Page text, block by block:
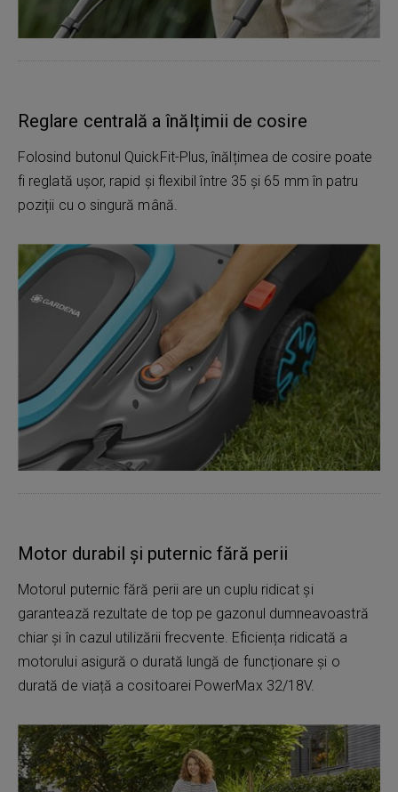
Reglare centrală a înălțimii de cosire
Folosind butonul QuickFit-Plus, înălțimea de cosire poate
fi reglată ușor, rapid și flexibil între 35 și 65 mm în patru
poziții cu o singură mână.
Motor durabil și puternic fără perii
Motorul puternic fără perii are un cuplu ridicat și
garantează rezultate de top pe gazonul dumneavoastră
chiar și în cazul utilizării frecvente. Eficiența ridicată a
motorului asigură o durată lungă de funcționare și o
durată de viață a cositoarei PowerMax 32/18V.